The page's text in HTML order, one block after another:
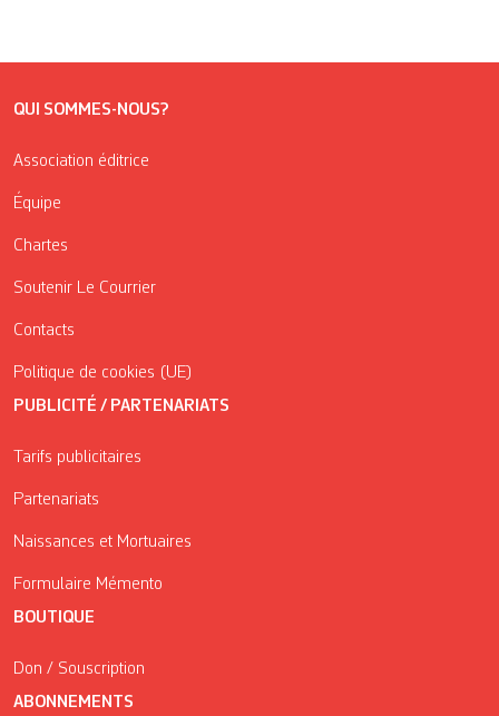
QUI SOMMES-NOUS?
Association éditrice
Équipe
Chartes
Soutenir Le Courrier
Contacts
Politique de cookies (UE)
PUBLICITÉ / PARTENARIATS
Tarifs publicitaires
Partenariats
Naissances et Mortuaires
Formulaire Mémento
BOUTIQUE
Don / Souscription
ABONNEMENTS